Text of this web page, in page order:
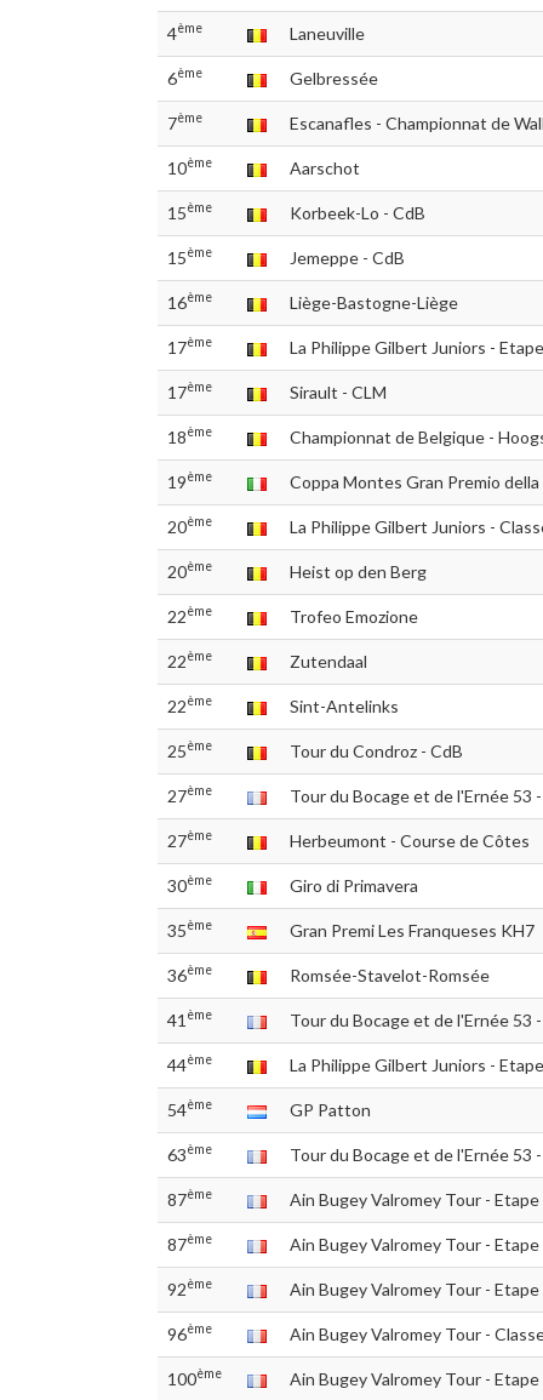
4ème Laneuville
6ème Gelbressée
7ème Escanafles - Championnat de
10ème Aarschot
15ème Korbeek-Lo - CdB
15ème Jemeppe - CdB
16ème Liège-Bastogne-Liège
17ème La Philippe Gilbert Juniors -
17ème Sirault - CLM
18ème Championnat de Belgique -
19ème Coppa Montes Gran Premio
20ème La Philippe Gilbert Juniors -
20ème Heist op den Berg
22ème Trofeo Emozione
22ème Zutendaal
22ème Sint-Antelinks
25ème Tour du Condroz - CdB
27ème Tour du Bocage et de l'Ernée 53
27ème Herbeumont - Course de Côtes
30ème Giro di Primavera
35ème Gran Premi Les Franqueses KH7
36ème Romsée-Stavelot-Romsée
41 ème Tour du Bocage et de l'Ernée 53
44ème La Philippe Gilbert Juniors -
54ème GP Patton
63ème Tour du Bocage et de l'Ernée 53
87ème Ain Bugey Valromey Tour - Etape
87ème Ain Bugey Valromey Tour - Etape
92ème Ain Bugey Valromey Tour - Etape
96ème Ain Bugey Valromey Tour -
100ème Ain Bugey Valromey Tour - Etape